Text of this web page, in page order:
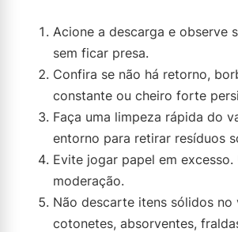
Acione a descarga e observe
sem ficar presa.
Confira se não há retorno,
constante ou cheiro forte
Faça uma limpeza rápida do
entorno para retirar resíduos
Evite jogar papel em excesso.
moderação.
Não descarte itens sólidos no
cotonetes, absorventes,